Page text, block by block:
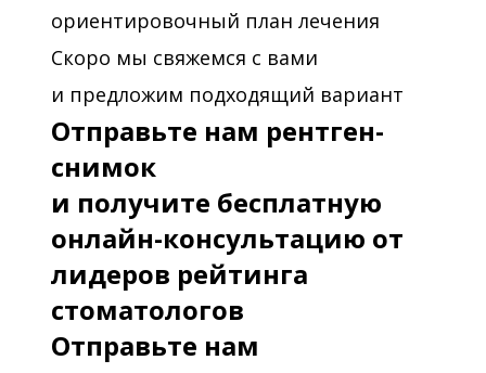
ориентировочный план лечения
Скоро мы свяжемся с вами
и предложим подходящий вариант
Отправьте нам рентген-
снимок
и получите бесплатную
онлайн-консультацию от
лидеров рейтинга
стоматологов
Отправьте нам